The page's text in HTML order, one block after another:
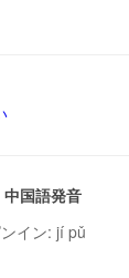
中国語発音
イン: jí pǔ